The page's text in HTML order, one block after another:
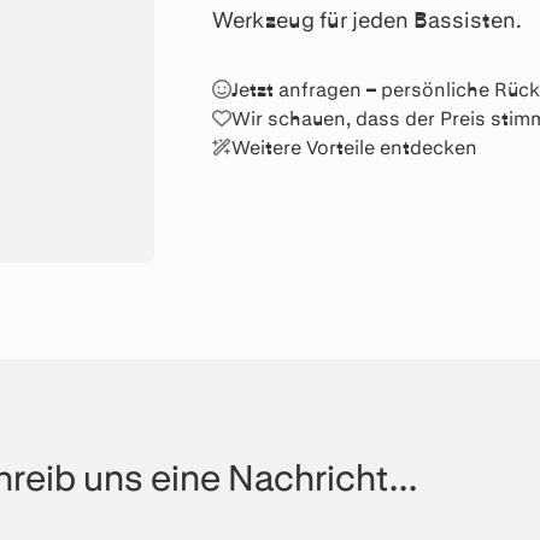
Werkzeug für jeden Bassisten.
Jetzt anfragen – persönliche
Wir schauen, dass der Preis
Weitere Vorteile entdecken
uns eine Nachricht...